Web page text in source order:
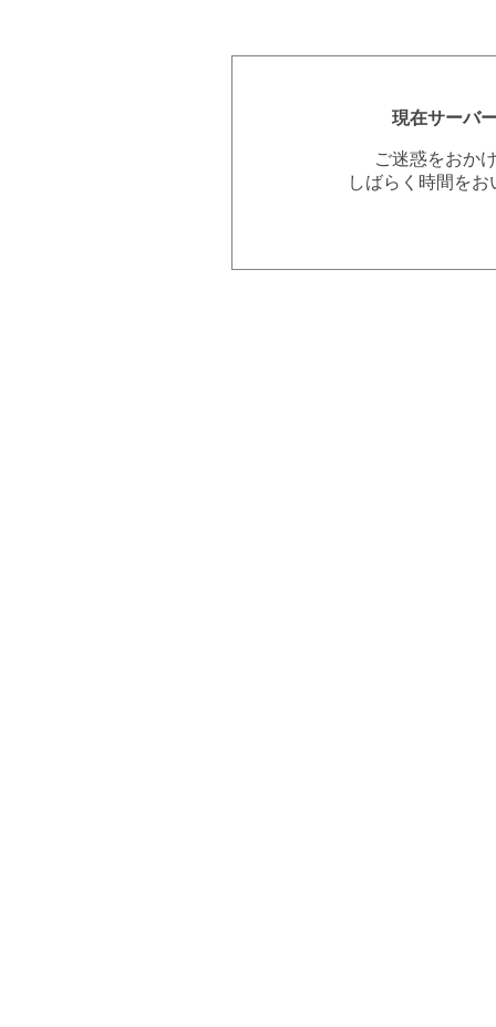
現在サーバ
ご迷惑をおか
しばらく時間を